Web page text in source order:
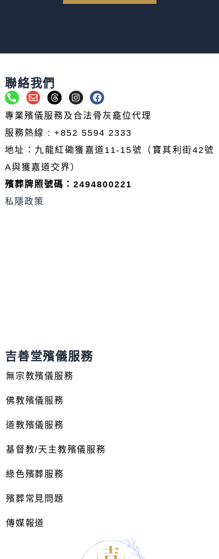
吉善堂殯儀服務
無宗教殯儀服務
佛教殯儀服務
道教殯儀服務
基督教/天主教殯儀服務
綠色殯葬服務
殯葬常見問題
傳媒報道
聯絡我們
P
h
o
n
e
-
a
l
t
E
n
v
e
l
o
p
e
T
h
r
e
a
s
I
n
s
t
a
g
r
a
F
a
c
e
b
o
o
k
專業殯儀服務及合法骨灰龕位代理
服務熱線 : +852 5594 2333
地址：九龍紅磡獲嘉道11-15號（寶其利街42號
A與獲嘉道交界）
殯葬牌照號碼：2494800221
私隱政策